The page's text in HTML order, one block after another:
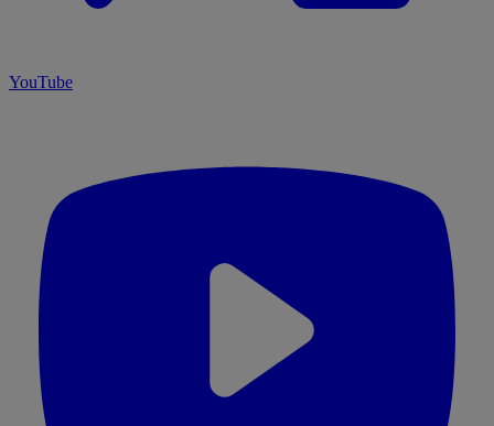
YouTube